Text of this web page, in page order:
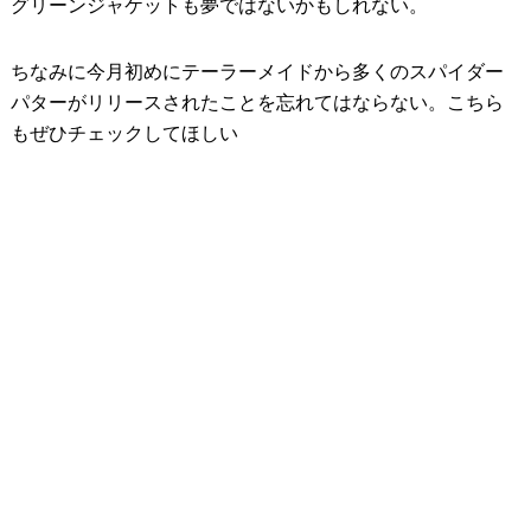
グリーンジャケットも夢ではないかもしれない。
ちなみに今月初めにテーラーメイドから多くのスパイダー
パターがリリースされたことを忘れてはならない。こちら
もぜひチェックしてほしい